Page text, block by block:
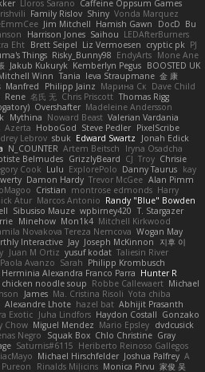
Lloros Sarano Caffeine Oppsum Games
Family Rislov Shiny Vonda Marquez
Jim Mitchell Hamish Gawn DocD Bu
Harrison Jones Saihou LEDAfterBurners
Eht Brett Seipel Liz Vermoesen cryptic pk PJ
Things Risky_Bunny98 EndyArts Mone Ane
Jakub Kukuryk Kemberlyn Pegus BOOSTED UK
Winn Tania Ieva Straupmane 金 康
Manfred Philipp Jainz Марина Ск Dave Child
Rene 名氏 无 Chris Priscott Thomas Rigg
Overshafter Madeleine Andersson
Mythina Noward Beast Valerian Vardania
Azerta HoboGod Steve Pedler PixelScribe
Lebrov sbuk Edward Swartz
Jonah Edick
N_COUNTER Artem Beitsch
Iryna Osadcha
Belmudes GrizzlyBeard CJ Troy Chrisie
Cook Lulu ExplorePolo Danny Taurus kay
Damon Hardy Trevor McGee Alan Pimm
Cristian montrose edmonds Harry
Atur Marcos Antonio Randy "Blue" Bowden
Sibusiso Mauze wpbirney420 T. Stargazer
Minehow Mon1k4 Mitchell Kirkwood
Novakova Tereza Nemcova Wogan May
Interactive Jay Joseph McKinnon
지후 이
Juan M Ortiz yusuf kodat Taliesin River
Paola Avanzo Sarah Philipp Krombusch
Herminia Alexandra Franco Parra Hunter R
noodle soup Robbe Callewaert Michael
James Ma. Cristina Risoli Yota chiba
Alexandre Lhote hazel bat Abhijit Prasanth
Exotic Juha Lindfors Haydon Costall Gonzako
Chow Miguel Mendez Mario Epsley dvdcusick
Negro Squak Box Chlo Christine Gray
Saturnis#6115 Heriberto Reinoso Gallegos
Michael Hirschfelder Joshua Palfrey A
Pureon Rinalds Miļicins Monica Pirvu 家俊 吴